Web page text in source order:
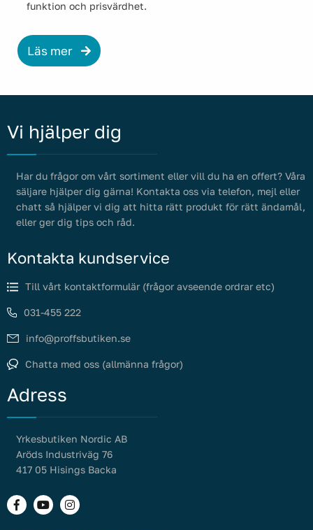
funktion och prisvärdhet.
Läs mer
Vi hjälper dig
Har du frågor om vårt sortiment eller vill du ha en offert? Våra
säljare hjälper dig gärna! Kontakta oss via telefon, mejl eller
chatt så hjälper vi dig att hitta rätt produkt för rätt ändamål,
eller ger dig tips och råd.
Kontakta kundservice
Till vårt kontaktformulär (frågor avseende ordrar etc)
031-455 222
info@proffsbutiken.se
Chatta med oss (allmänna frågor)
Adress
Yrkesbutiken Nordic AB
Aröds Industriväg 76
417 05 Hisings Backa